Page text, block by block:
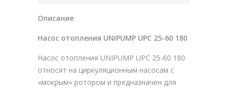
Описание
Насос отопления UNIPUMP UPC 25-60 180
Насос отопления UNIPUMP UPC 25-60 180
относят на циркуляционным насосам с
«мокрым» ротором и предназначен для